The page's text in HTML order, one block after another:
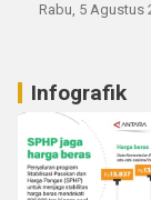
Rabu, 5 Agustus
Infografik